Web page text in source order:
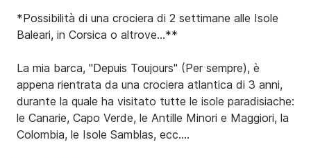
*Possibilità di una crociera di 2 settimane alle Isole
Baleari, in Corsica o altrove...**
La mia barca, "Depuis Toujours" (Per sempre), è
appena rientrata da una crociera atlantica di 3 anni,
durante la quale ha visitato tutte le isole paradisiache:
le Canarie, Capo Verde, le Antille Minori e Maggiori, la
Colombia, le Isole Samblas, ecc.